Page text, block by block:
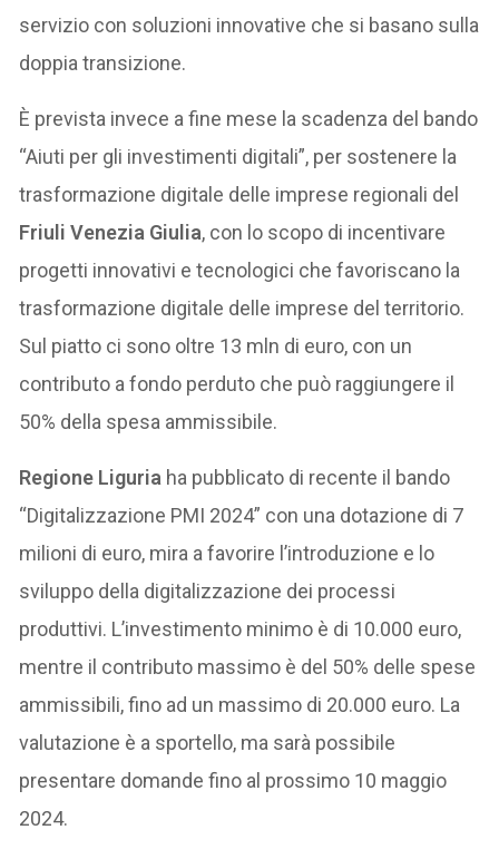
servizio con soluzioni innovative che si basano sulla
doppia transizione.
È prevista invece a fine mese la scadenza del bando
“Aiuti per gli investimenti digitali”, per sostenere la
trasformazione digitale delle imprese regionali del
Friuli Venezia Giulia, con lo scopo di incentivare
progetti innovativi e tecnologici che favoriscano la
trasformazione digitale delle imprese del territorio.
Sul piatto ci sono oltre 13 mln di euro, con un
contributo a fondo perduto che può raggiungere il
50% della spesa ammissibile.
Regione Liguria ha pubblicato di recente il bando
“Digitalizzazione PMI 2024” con una dotazione di 7
milioni di euro, mira a favorire l’introduzione e lo
sviluppo della digitalizzazione dei processi
produttivi. L’investimento minimo è di 10.000 euro,
mentre il contributo massimo è del 50% delle spese
ammissibili, fino ad un massimo di 20.000 euro. La
valutazione è a sportello, ma sarà possibile
presentare domande fino al prossimo 10 maggio
2024.